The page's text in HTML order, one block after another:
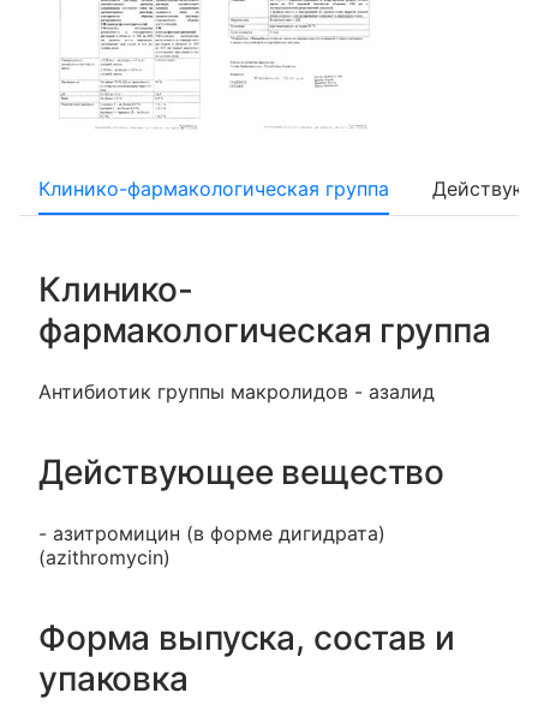
Клинико-фармакологическая группа
Клинико-
фармакологическая группа
Антибиотик группы макролидов - азалид
Действующее вещество
- азитромицин (в форме дигидрата)
(azithromycin)
Форма выпуска, состав и
упаковка